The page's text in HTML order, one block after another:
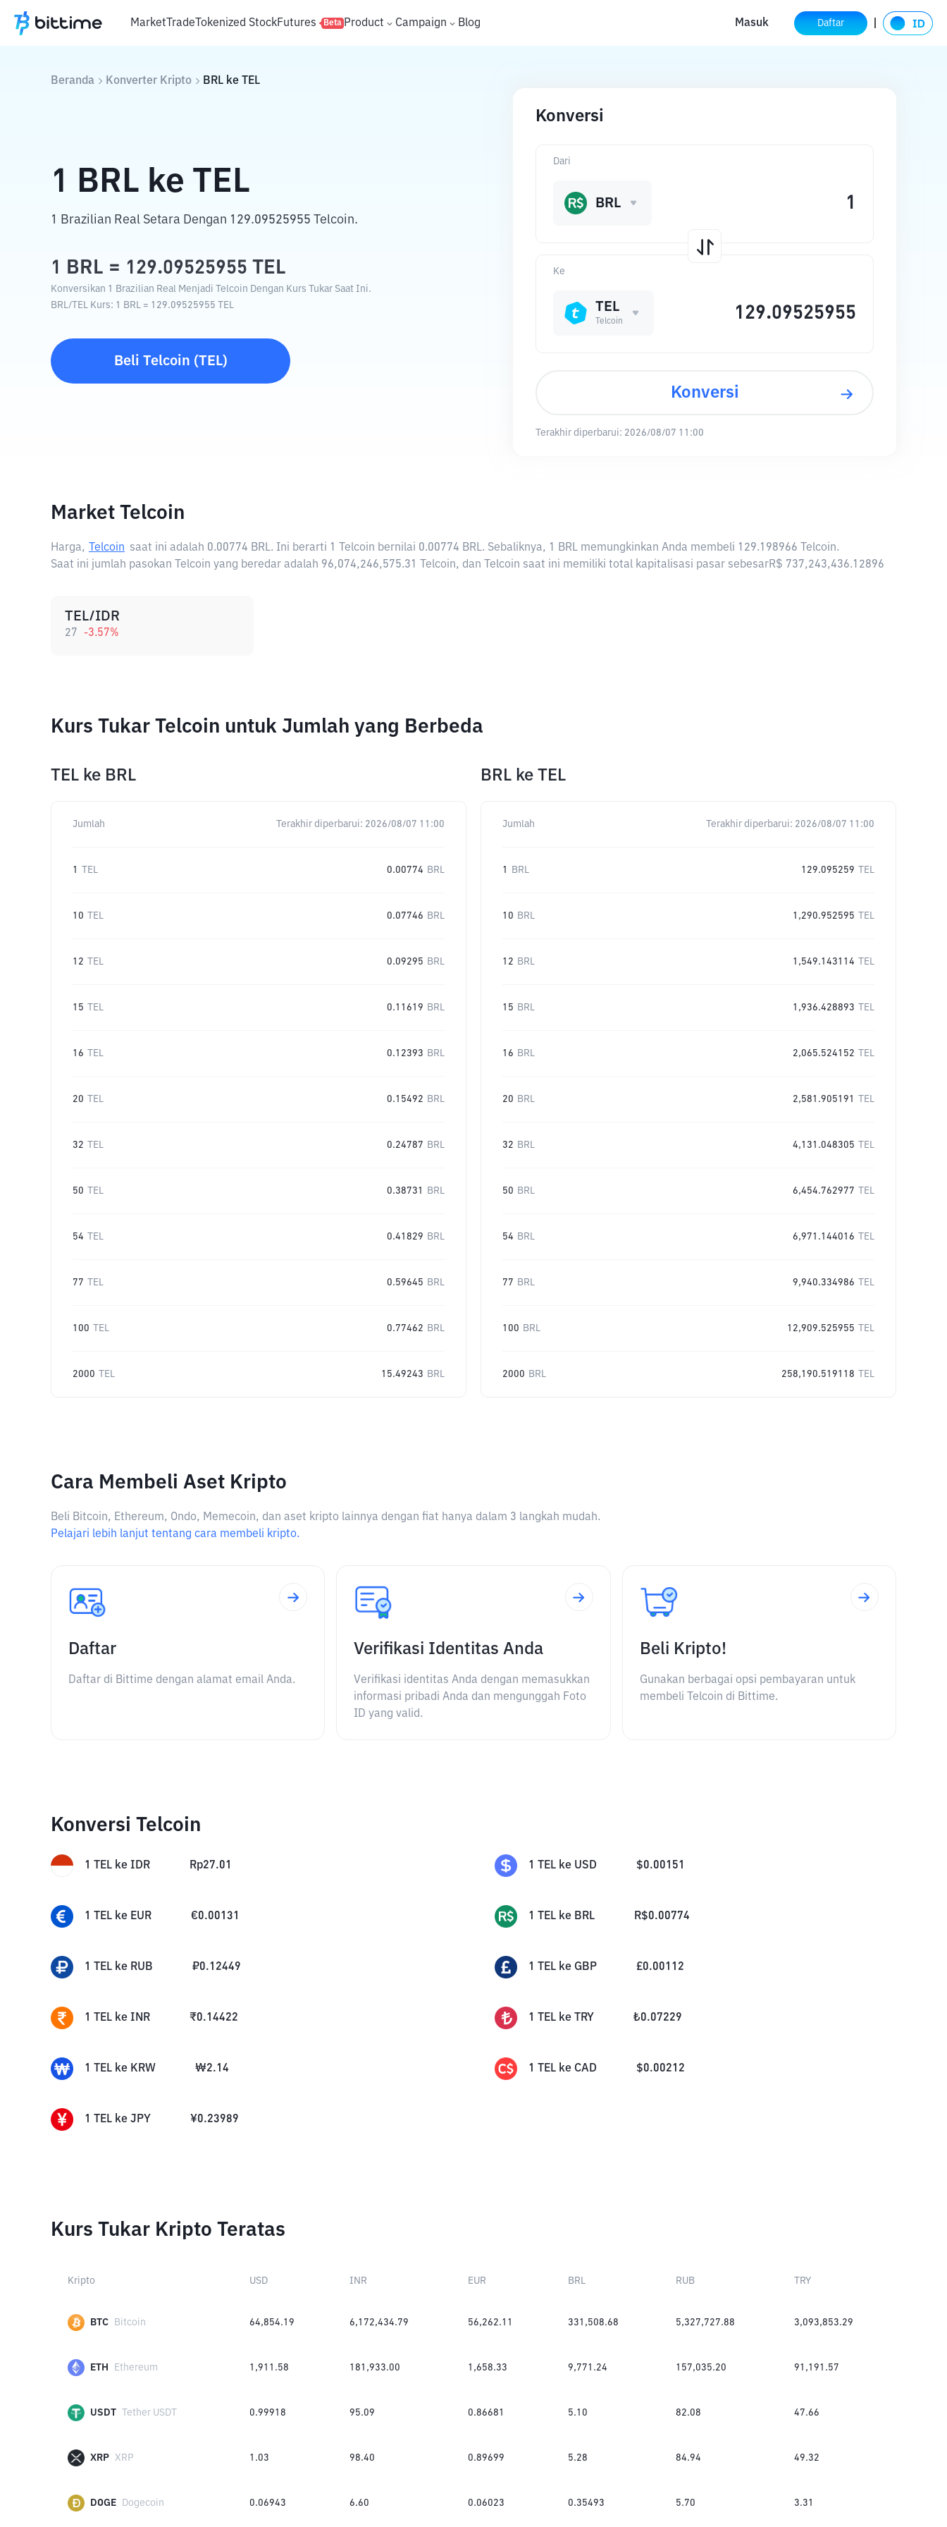
MarketTradeTokenized StockFutures Beta Product Campaign Blog Masuk Daftar
Beranda Konverter Kripto BRL ke TEL
1 BRL ke TEL
1 Brazilian Real Setara Dengan 129.09525955 Telcoin.
1 BRL = 129.09525955 TEL
Konversikan 1 Brazilian Real Menjadi Telcoin Dengan Kurs Tukar Saat Ini.
BRL/ TEL Kurs: 1 BRL = 129.09525955 TEL
Beli Telcoin (TEL)
Konversi
Ke
TEL
Telcoin
Dari
BRL
Konversi
Terakhir diperbarui: 2026/08/07 11:00
Market Telcoin
Harga, Telcoin saat ini adalah 0.00774 BRL. Ini berarti 1 Telcoin bernilai 0.00774 BRL. Sebaliknya, 1 BRL memungkinkan Anda membeli 129.198966 Telcoin.
Saat ini jumlah pasokan Telcoin yang beredar adalah 96,074,246,575.31 Telcoin, dan Telcoin saat ini memiliki total kapitalisasi pasar sebesarR$ 737,243,436.12896
TEL/IDR
27 -3.57%
Kurs Tukar Telcoin untuk Jumlah yang Berbeda
TEL ke BRL
Jumlah Terakhir diperbarui: 2026/08/07 11:00
1 TEL 0.00774 BRL
10 TEL 0.07746 BRL
12 TEL 0.09295 BRL
15 TEL 0.11619 BRL
16 TEL 0.12393 BRL
20 TEL 0.15492 BRL
32 TEL 0.24787 BRL
50 TEL 0.38731 BRL
54 TEL 0.41829 BRL
77 TEL 0.59645 BRL
100 TEL 0.77462 BRL
2000 TEL 15.49243 BRL
BRL ke TEL
Jumlah Terakhir diperbarui: 2026/08/07 11:00
1 BRL 129.095259 TEL
10 BRL 1,290.952595 TEL
12 BRL 1,549.143114 TEL
15 BRL 1,936.428893 TEL
16 BRL 2,065.524152 TEL
20 BRL 2,581.905191 TEL
32 BRL 4,131.048305 TEL
50 BRL 6,454.762977 TEL
54 BRL 6,971.144016 TEL
77 BRL 9,940.334986 TEL
100 BRL 12,909.525955 TEL
2000 BRL 258,190.519118 TEL
Cara Membeli Aset Kripto
Beli Bitcoin, Ethereum, Ondo, Memecoin, dan aset kripto lainnya dengan fiat hanya dalam 3 langkah mudah.
Pelajari lebih lanjut tentang cara membeli kripto.
Daftar
Daftar di Bittime dengan alamat email Anda.
Verifikasi Identitas Anda
Verifikasi identitas Anda dengan memasukkan
informasi pribadi Anda dan mengunggah Foto
ID yang valid.
Beli Kripto!
Gunakan berbagai opsi pembayaran untuk
membeli Telcoin di Bittime.
Konversi Telcoin
1 TEL ke IDR Rp27.01 1 TEL ke USD $0.00151
1 TEL ke EUR €0.00131 1 TEL ke BRL R$0.00774
1 TEL ke RUB ₽0.12449 1 TEL ke GBP £0.00112
1 TEL ke INR ₹0.14422 1 TEL ke TRY ₺0.07229
1 TEL ke KRW ₩2.14 1 TEL ke CAD $0.00212
1 TEL ke JPY ¥0.23989
Kurs Tukar Kripto Teratas
Kripto USD INR EUR BRL RUB TRY
BTC Bitcoin 64,854.19 6,172,434.79 56,262.11 331,508.68 5,327,727.88 3,093,853.29
ETH Ethereum 1,911.58 181,933.00 1,658.33 9,771.24 157,035.20 91,191.57
USDT Tether USDT 0.99918 95.09 0.86681 5.10 82.08 47.66
XRP XRP 1.03 98.40 0.89699 5.28 84.94 49.32
DOGE Dogecoin 0.06943 6.60 0.06023 0.35493 5.70 3.31